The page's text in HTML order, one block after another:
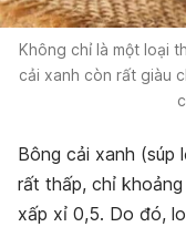
Không chỉ là một loại
cải xanh còn rất giàu
Bông cải xanh (súp
rất thấp, chỉ
xấp xỉ 0,5. Do đó,